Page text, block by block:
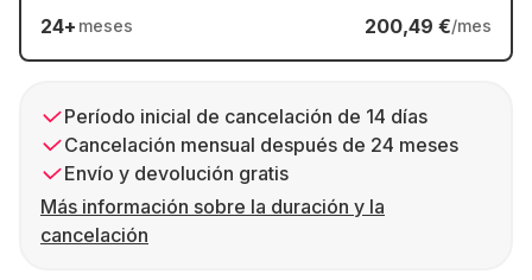
24+ meses 200,49 €/mes
Período inicial de cancelación de 14 días
Cancelación mensual después de 24 meses
Envío y devolución gratis
Más información sobre la duración y la
cancelación